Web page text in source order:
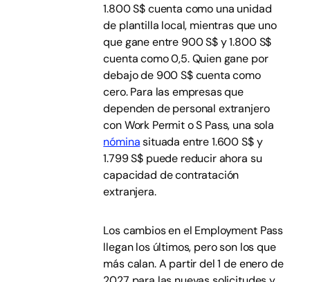
1.800 S$ cuenta como una unidad
de plantilla local, mientras que uno
que gane entre 900 S$ y 1.800 S$
cuenta como 0,5. Quien gane por
debajo de 900 S$ cuenta como
cero. Para las empresas que
dependen de personal extranjero
con Work Permit o S Pass, una sola
nóminasituada entre 1.600 S$ y
1.799 S$ puede reducir ahora su
capacidad de contratación
extranjera.
Los cambios en el Employment Pass
llegan los últimos, pero son los que
más calan. A partir del 1 de enero de